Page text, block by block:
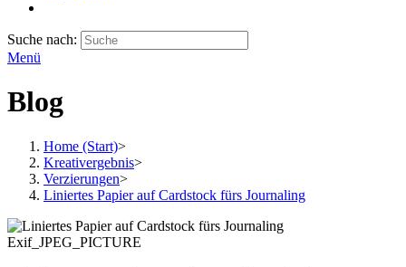
Suche nach:
Menü
Blog
Home (Start)>
Kreativergebnis>
Verzierungen>
Liniertes Papier auf Cardstock fürs Journaling
Exif_JPEG_PICTURE